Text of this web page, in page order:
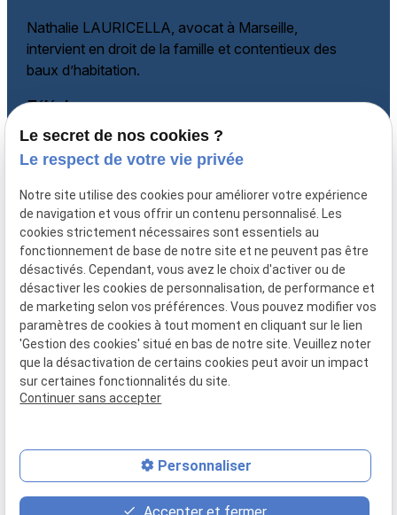
Nathalie LAURICELLA, avocat à Marseille,
intervient en droit de la famille et contentieux des
baux d’habitation.
Téléphone
06 60 87 60 97
Adresse
135 rue Paradis
13006 MARSEILLE
Horaires
Lundi - Vendredi
08:30-12:00, 14:00-18:00
Mentions légalesPolitique de confidentialité
contact_page event phone
Le secret de nos cookies ?
Le respect de votre vie privée
Notre site utilise des cookies pour améliorer votre expérience
de navigation et vous offrir un contenu personnalisé. Les
cookies strictement nécessaires sont essentiels au
fonctionnement de base de notre site et ne peuvent pas être
désactivés. Cependant, vous avez le choix d'activer ou de
désactiver les cookies de personnalisation, de performance et
de marketing selon vos préférences. Vous pouvez modifier vos
paramètres de cookies à tout moment en cliquant sur le lien
'Gestion des cookies' situé en bas de notre site. Veuillez noter
que la désactivation de certains cookies peut avoir un impact
sur certaines fonctionnalités du site.
Continuer sans accepter
Personnaliser